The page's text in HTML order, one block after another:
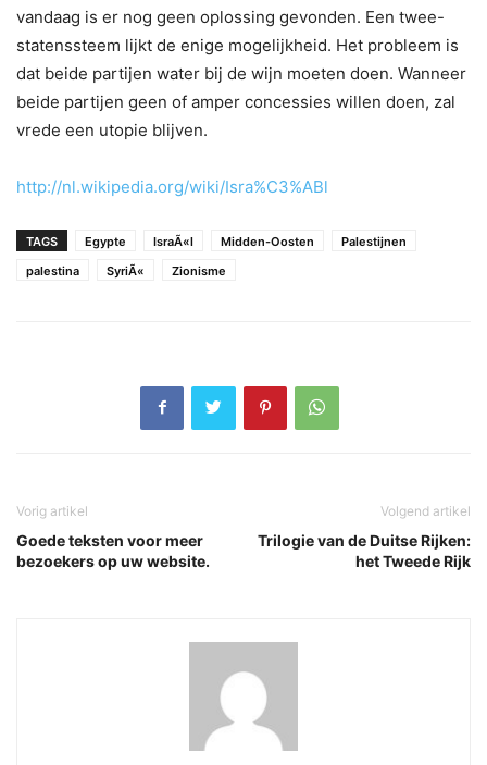
vandaag is er nog geen oplossing gevonden. Een twee-
statenssteem lijkt de enige mogelijkheid. Het probleem is
dat beide partijen water bij de wijn moeten doen. Wanneer
beide partijen geen of amper concessies willen doen, zal
vrede een utopie blijven.
http://nl.wikipedia.org/wiki/Isra%C3%ABl
TAGS Egypte IsraÃ«l Midden-Oosten
Palestijnen
palestina
SyriÃ« Zionisme
Vorig artikel
Goede teksten voor meer
bezoekers op uw website.
Volgend artikel
Trilogie van de Duitse Rijken:
het Tweede Rijk